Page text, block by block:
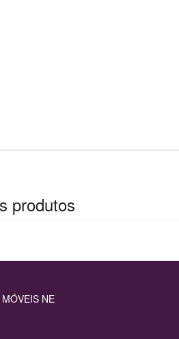
produtos
MÓVEIS NE